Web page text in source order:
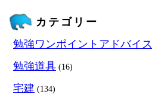
カテゴリー
勉強ワンポイントアドバイス
勉強道具 (16)
宅建 (134)